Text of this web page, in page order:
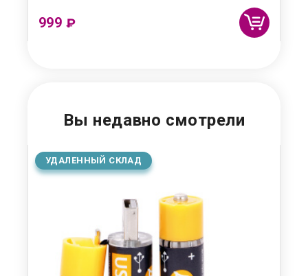
999 ₽
Вы недавно смотрели
УДАЛЕННЫЙ СКЛАД